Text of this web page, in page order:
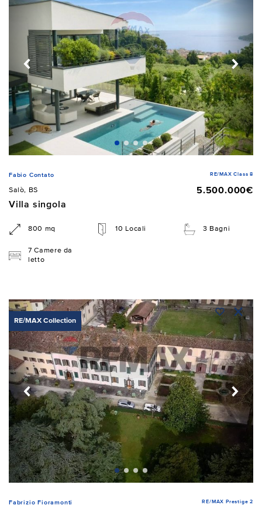
Fabio Contato RE/MAX Class 8
Salò, BS
5.500.000€
Villa singola
800 mq 10 Locali 3 Bagni
7 Camere da
letto
RE/MAX Collection
Fabrizio Fioramonti RE/MAX Prestige 2